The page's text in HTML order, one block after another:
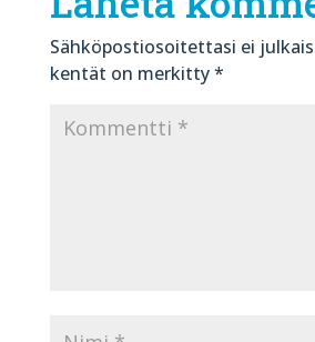
Sähköpostiosoitettasi ei
kentät on merkitty*